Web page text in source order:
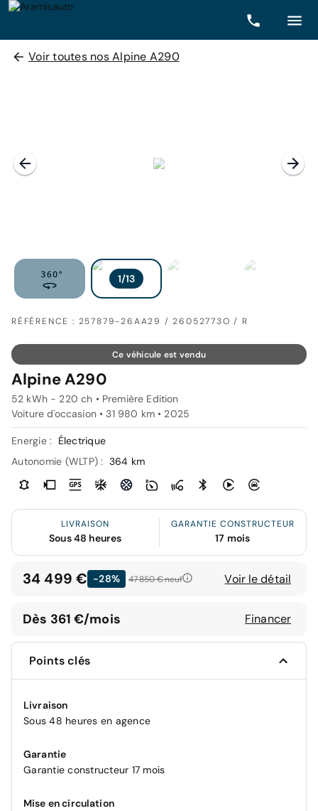
Voir toutes nos Alpine A290
RÉFÉRENCE : 257879-26AA29 / 26052773O / R
Ce véhicule est vendu
Alpine A290
52 kWh - 220 ch • Première Edition
Voiture d'occasion • 31 980 km • 2025
Energie :
Électrique
Autonomie (WLTP) : 364 km
LIVRAISON
Sous 48 heures
GARANTIE CONSTRUCTEUR
17 mois
34 499 € -28% 47 850 €neuf Voir le détail
Dès 361 €/mois Financer
Points clés
Livraison
Sous 48 heures en agence
Garantie
Garantie constructeur 17 mois
Mise en circulation